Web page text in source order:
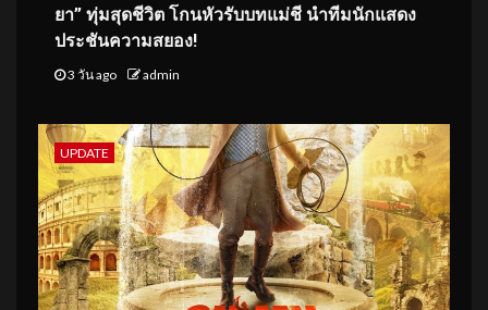
ยา” ทุ่มสุดชีวิต โกนหัวรับบทแม่ชี นำทีมนักแสดง
ประชันความสยอง!
3 วัน ago admin
UPDATE